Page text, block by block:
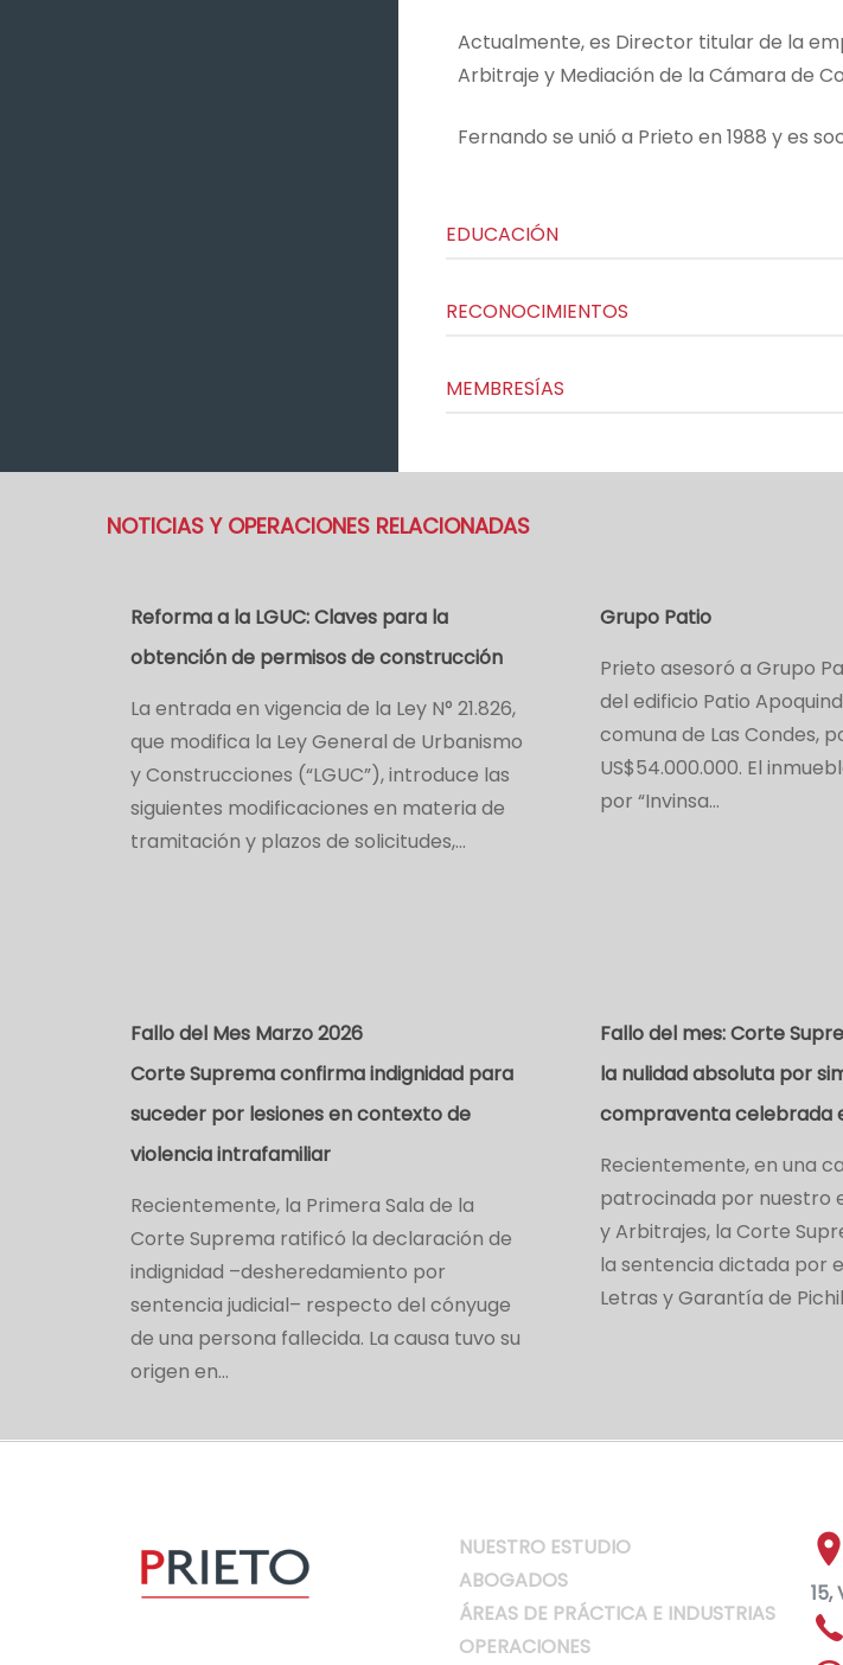
Actualmente, es Director titular de la
Arbitraje y Mediación de la Cámara de
Fernando se unió a Prieto en 1988 y es
EDUCACIÓN
RECONOCIMIENTOS
MEMBRESÍAS
NOTICIAS Y OPERACIONES RELACIONADAS
Reforma a la LGUC: Claves para la
obtención de permisos de construcción
La entrada en vigencia de la Ley N° 21.826,
que modifica la Ley General de Urbanismo
y Construcciones (“LGUC”), introduce las
siguientes modificaciones en materia de
tramitación y plazos de solicitudes,…
Grupo Patio
Prieto asesoró a Grupo
del edificio Patio
comuna de Las Condes,
US$54.000.000. El
por “Invinsa…
Fallo del Mes Marzo 2026
Corte Suprema confirma indignidad para
suceder por lesiones en contexto de
violencia intrafamiliar
Recientemente, la Primera Sala de la
Corte Suprema ratificó la declaración de
indignidad –desheredamiento por
sentencia judicial– respecto del cónyuge
de una persona fallecida. La causa tuvo su
origen en…
Fallo del mes: Corte
la nulidad absoluta por
compraventa celebrada
Recientemente, en una
patrocinada por nuestro
y Arbitrajes, la Corte
la sentencia dictada por
Letras y Garantía de
NUESTRO ESTUDIO
ABOGADOS
ÁREAS DE PRÁCTICA E INDUSTRIAS
OPERACIONES